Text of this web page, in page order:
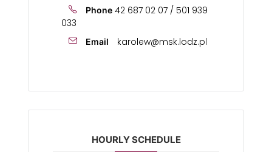
Phone 42 687 02 07 / 501 939
033
Email karolew@msk.lodz.pl
HOURLY SCHEDULE